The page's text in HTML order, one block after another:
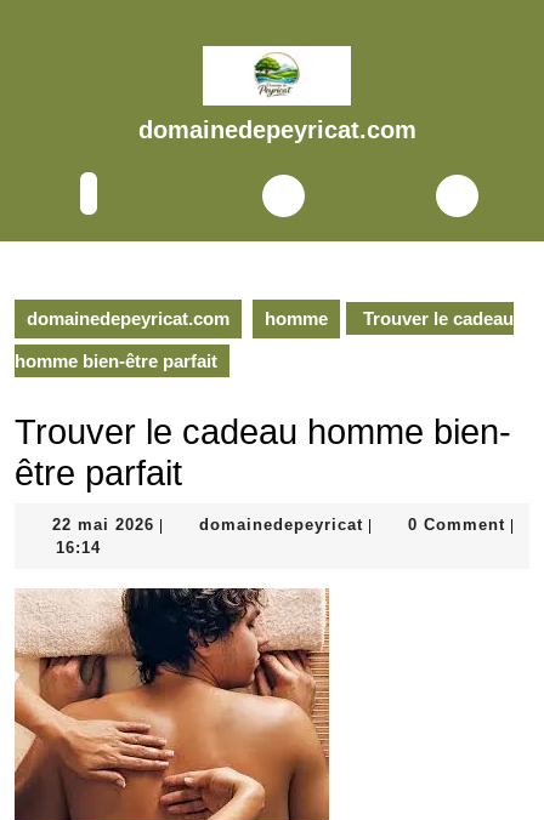
domainedepeyricat.com
domainedepeyricat.com homme Trouver le cadeau
homme bien-être parfait
Trouver le cadeau homme bien-
être parfait
22 mai 2026 22| domainedepeyricat domainedepeyricat
| 0 Comment |
16:14